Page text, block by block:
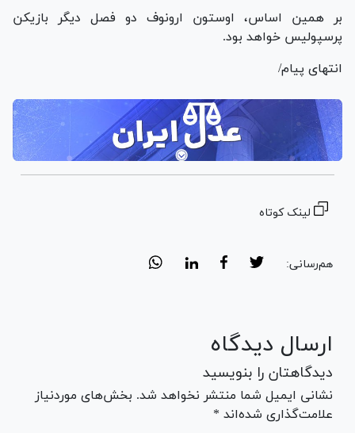
بر همین اساس، اوستون ارونوف دو فصل دیگر بازیکن
پرسپولیس خواهد بود.
انتهای پیام/
لینک کوتاه
هم‌رسانی:
ارسال دیدگاه
دیدگاهتان را بنویسید
نشانی ایمیل شما منتشر نخواهد شد. بخش‌های موردنیاز
علامت‌گذاری شده‌اند *